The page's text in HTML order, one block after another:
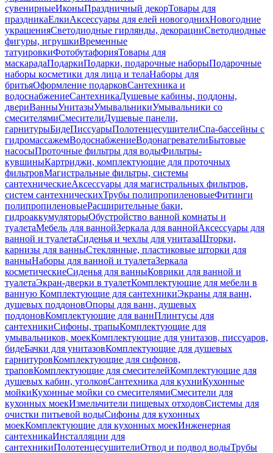
сувенирныеИконыПраздничный декорТовары для
праздникаЕлкиАксессуары для елей новогоднихНовогодние
украшенияСветодиодные гирлянды, декорацииСветодиодные
фигуры, игрушкиВременные
татуировкиФотобутафорияТовары для
маскарадаПодаркиПодарки, подарочные наборыПодарочные
наборы косметики для лица и телаНаборы для
бритьяОформление подарковСантехника и
водоснабжениеСантехникаДушевые кабины, поддоны,
двериВанныУнитазыУмывальникиУмывальники со
смесителямиСмесителиДушевые панели,
гарнитурыБидеПиссуарыПолотенцесушителиСпа-бассейны с
гидромассажемВодоснабжениеВодонагревателиБытовые
насосыПроточные фильтры для водыФильтры-
кувшиныКартриджи, комплектующие для проточных
фильтровМагистральные фильтры, системы
сантехническиеАксессуары для магистральных фильтров,
систем сантехническихТрубы полипропиленовыеФитинги
полипропиленовыеРасширительные баки,
гидроаккумуляторыОбустройство ванной комнаты и
туалетаМебель для ваннойЗеркала для ваннойАксессуары для
ванной и туалетаСиденья и чехлы для унитазаШторки,
карнизы для ванныСтеклянные, пластиковые шторки для
ванныНаборы для ванной и туалетаЗеркала
косметическиеСиденья для ванныКоврики для ванной и
туалетаЭкран-дверки в туалетКомплектующие для мебели в
ванную Комплектующие для сантехникиЭкраны для ванн,
душевых поддоновОпоры для ванн, душевых
поддоновКомплектующие для ваннПлинтусы для
сантехникиСифоны, трапыКомплектующие для
умывальников, моекКомплектующие для унитазов, писсуаров,
бидеБачки для унитазовКомплектующие для душевых
гарнитуровКомплектующие для сифонов,
траповКомплектующие для смесителейКомплектующие для
душевых кабин, уголковСантехника для кухниКухонные
мойкиКухонные мойки со смесителямиСмесители для
кухонных моекИзмельчители пищевых отходовСистемы для
очистки питьевой водыСифоны для кухонных
моекКомплектующие для кухонных моекИнженерная
сантехникаИнсталляции для
сантехникиПолотенцесушителиОтвод и подвод водыТрубы